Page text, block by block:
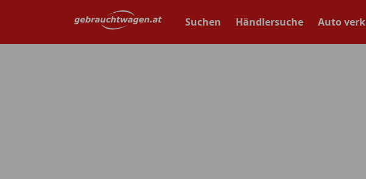
Suchen Händlersuche Auto